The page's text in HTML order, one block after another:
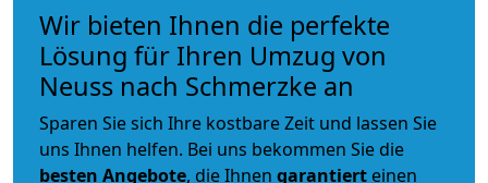
Wir bieten Ihnen die perfekte
Lösung für Ihren Umzug von
Neuss nach Schmerzke an
Sparen Sie sich Ihre kostbare Zeit und lassen Sie
uns Ihnen helfen. Bei uns bekommen Sie die
besten Angebote, die Ihnen garantiert einen